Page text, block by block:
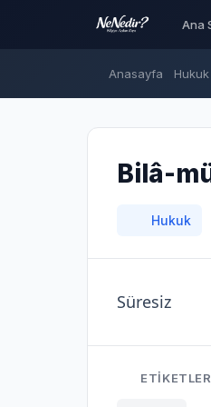
Ana
Anasayfa Hukuk
Bilâ-
Hukuk
Süresiz
ETIKETLER